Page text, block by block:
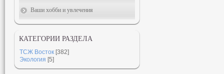
Ваши хобби и увлечения
КАТЕГОРИИ РАЗДЕЛА
ТСЖ Восток [382]
Экология [5]